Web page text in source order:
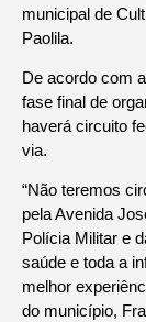
municipal de
Paolila.
De acordo com
fase final de
haverá circuito
via.
“Não teremos
pela Avenida
Polícia Militar e
saúde e toda a
melhor
do município,